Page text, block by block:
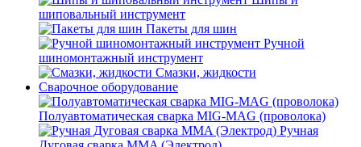
шиповальный инструмент
Пакеты для шин
Ручной
шиномонтажный инструмент
Смазки, жидкости
Сварочное оборудование
Полуавтоматическая сварка MIG-MAG (проволока)
Ручная